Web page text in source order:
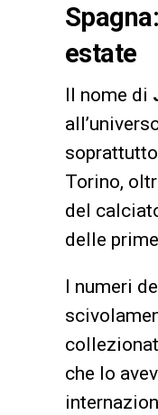
estate
Il nome di
Torino,
del
delle
I numeri
che lo